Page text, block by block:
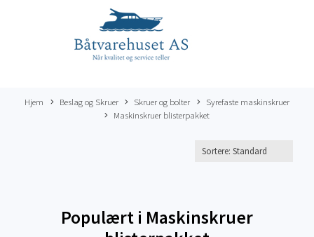
Hjem Beslag og Skruer Skruer og bolter
Syrefaste maskinskruer
Maskinskruer blisterpakket
Populært i Maskinskruer